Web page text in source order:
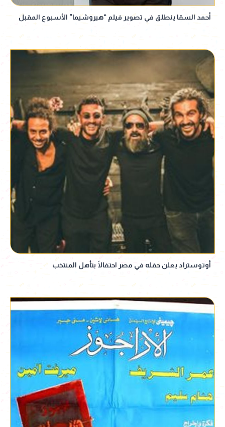
أحمد السقا ينطلق في تصوير فيلم “هيروشيما” الأسبوع المقبل
أوتوستراد يعلن حفله في مصر احتفالًا بتأهل المنتخب